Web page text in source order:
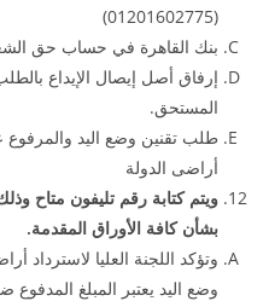
(01201602775)
بنك القاهرة في حساب حق الشعب رقم
إرفاق أصل إيصال الإيداع
المستحق.
طلب تقنين وضع اليد والمرفوع
أراضى الدولة
ويتم كتابة رقم تليفون متاح
بشأن كافة الأوراق المقدمة.
وتؤكد اللجنة العليا لاسترداد
وضع اليد يعتبر المبلغ